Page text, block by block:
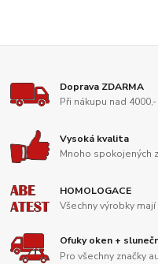
Doprava ZDARMA
Při nákupu nad
Vysoká kvalita
Mnoho spokojených
HOMOLOGACE
Všechny výrobky
Ofuky oken +
Pro všechny značky